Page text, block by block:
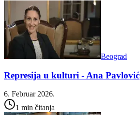
Beograd
Represija u kulturi - Ana Pavlović
6. Februar 2026.
1 min čitanja